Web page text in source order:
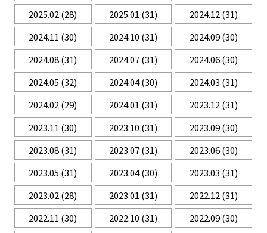
2025.02(28) 2025.01 (31) 2024.12(31)
2024.11 (30) 2024.10 (31) 2024.09(30)
2024.08(31) 2024.07(31) 2024.06(30)
2024.05 (32) 2024.04(30) 2024.03 (31)
2024.02(29) 2024.01 (31) 2023.12(31)
2023.11 (30) 2023.10 (31) 2023.09(30)
2023.08(31) 2023.07(31) 2023.06(30)
2023.05 (31) 2023.04(30) 2023.03 (31)
2023.02(28) 2023.01 (31) 2022.12(31)
2022.11 (30) 2022.10 (31) 2022.09(30)